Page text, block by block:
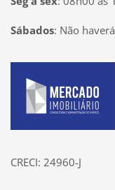
Sábados: Não
CRECI: 24960-J